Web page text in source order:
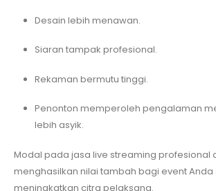
Desain lebih menawan.
Siaran tampak profesional.
Rekaman bermutu tinggi.
Penonton memperoleh pengalaman
lebih asyik.
Modal pada jasa live streaming profesional
menghasilkan nilai tambah bagi event Anda
meningkatkan citra pelaksana.